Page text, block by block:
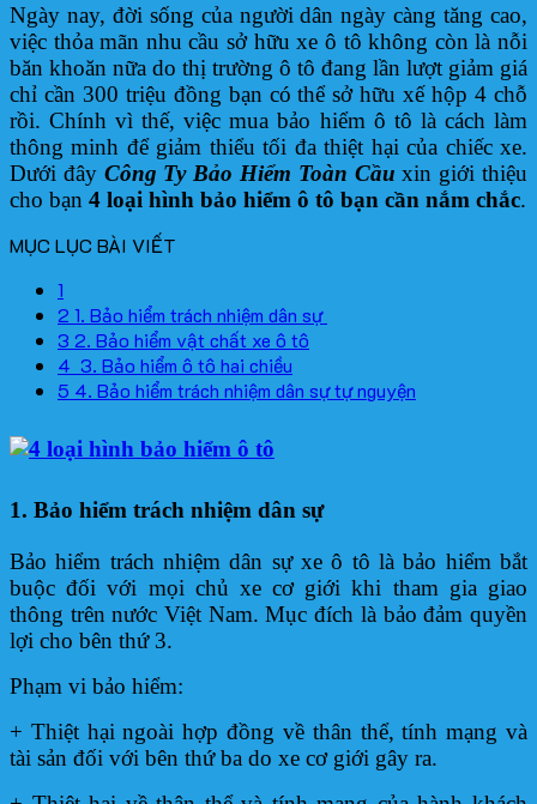
Ngày nay, đời sống của người dân ngày càng tăng cao,
việc thỏa mãn nhu cầu sở hữu xe ô tô không còn là nỗi
băn khoăn nữa do thị trường ô tô đang lần lượt giảm giá
chỉ cần 300 triệu đồng bạn có thể sở hữu xế hộp 4 chỗ
rồi. Chính vì thế, việc mua bảo hiểm ô tô là cách làm
thông minh để giảm thiểu tối đa thiệt hại của chiếc xe.
Dưới đây Công Ty Bảo Hiểm Toàn Cầu xin giới thiệu
cho bạn 4 loại hình bảo hiểm ô tô bạn cần nắm chắc.
MỤC LỤC BÀI VIẾT
1
2 1. Bảo hiểm trách nhiệm dân sự
3 2. Bảo hiểm vật chất xe ô tô
4 3. Bảo hiểm ô tô hai chiều
5 4. Bảo hiểm trách nhiệm dân sự tự nguyện
1. Bảo hiểm trách nhiệm dân sự
Bảo hiểm trách nhiệm dân sự xe ô tô là bảo hiểm bắt
buộc đối với mọi chủ xe cơ giới khi tham gia giao
thông trên nước Việt Nam. Mục đích là bảo đảm quyền
lợi cho bên thứ 3.
Phạm vi bảo hiểm:
+ Thiệt hại ngoài hợp đồng về thân thể, tính mạng và
tài sản đối với bên thứ ba do xe cơ giới gây ra.